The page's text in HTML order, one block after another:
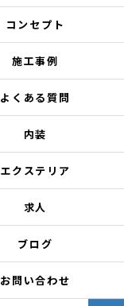
コンセプト
施工事例
よくある質問
内装
エクステリア
求人
ブログ
お問い合わせ